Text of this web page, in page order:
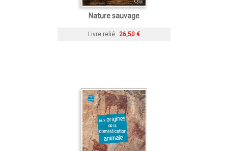
Nature sauvage
Livre relié 26,50 €